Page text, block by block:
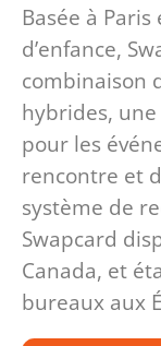
Basée à
d’enfance,
combinaison
hybrides,
pour les
rencontre et
système de
Swapcard
Canada, et
bureaux aux